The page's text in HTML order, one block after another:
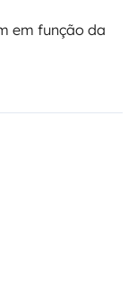
em função da